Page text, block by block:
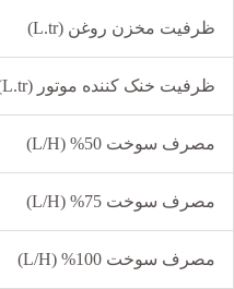
ظرفیت مخزن روغن (L.tr)
ظرفیت خنک کننده موتور (L.tr)
مصرف سوخت 50% (L/H)
مصرف سوخت 75% (L/H)
مصرف سوخت 100% (L/H)